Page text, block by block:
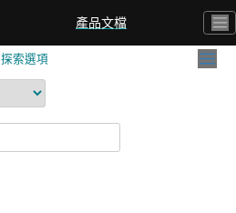
產品文檔
探索選項